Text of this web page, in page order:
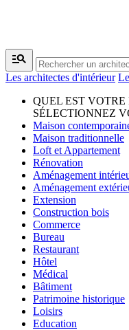
manage_search
Les architectes d'intérieur
QUEL EST VOTRE
SÉLECTIONNEZ
Maison
Maison traditionnelle
Loft et Appartement
Rénovation
Aménagement
Aménagement
Extension
Construction bois
Commerce
Bureau
Restaurant
Hôtel
Médical
Bâtiment
Patrimoine historique
Loisirs
Education